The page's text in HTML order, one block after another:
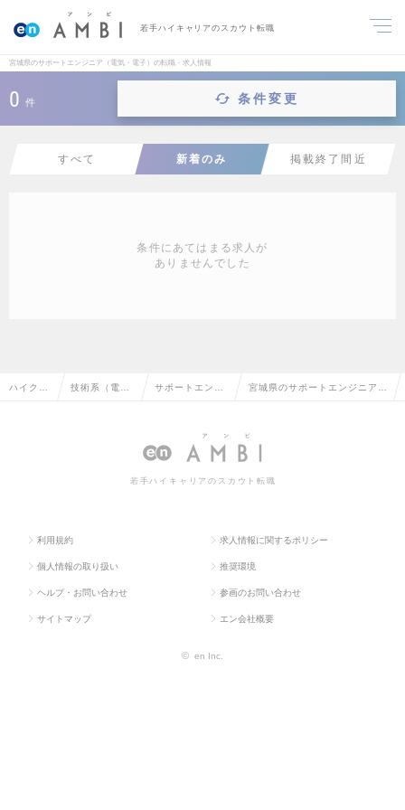
若手ハイキャリアのスカウト転職
宮城県のサポートエンジニア（電気・電子）の転職・求人情報
0 件 条件変更
すべて 新着のみ 掲載終了間近
条件にあてはまる求人が
ありませんでした
ハイクラ 技術系（電 サポートエンジ
子）
宮城県のサポートエンジニア
報一覧
若手ハイキャリアのスカウト転職
利用規約 求人情報に関するポリシー
個人情報の取り扱い 推奨環境
ヘルプ・お問い合わせ 参画のお問い合わせ
サイトマップ エン会社概要
© en Inc.